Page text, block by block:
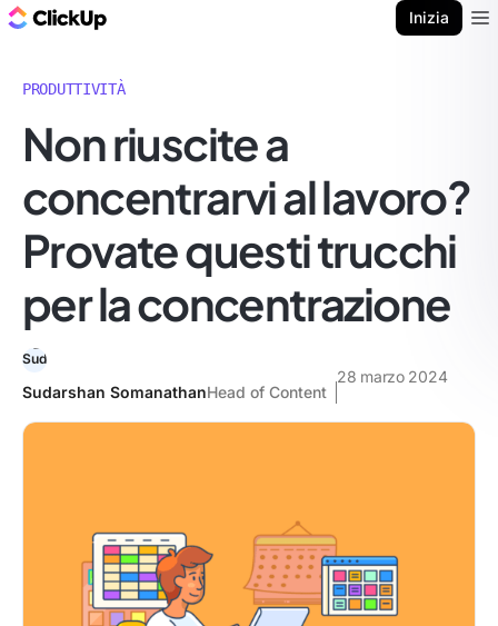
Inizia
PRODUTTIVITÀ
Non riuscite a
concentrarvi al lavoro?
Provate questi trucchi
per la concentrazione
Sudarshan SomanathanHead of Content
28 marzo 2024